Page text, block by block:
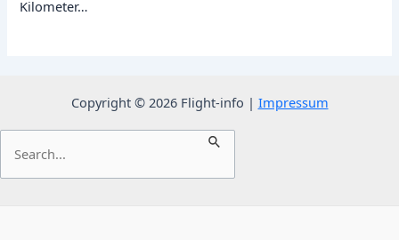
Kilometer…
Copyright © 2026 Flight-info | Impressum
nach: